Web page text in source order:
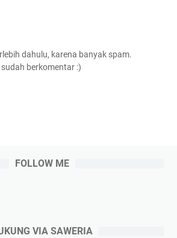
dahulu, karena banyak spam.
berkomentar :)
FOLLOW ME
VIA SAWERIA